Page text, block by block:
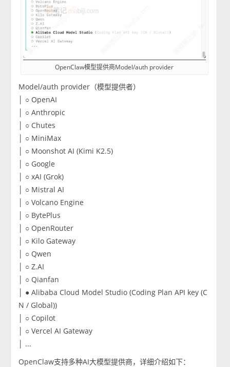
OpenClaw模型提供商Model/auth provider
Model/auth provider（模型提供者）
│ ○ OpenAI
│ ○ Anthropic
│ ○ Chutes
│ ○ MiniMax
│ ○ Moonshot AI (Kimi K2.5)
│ ○ Google
│ ○ xAI (Grok)
│ ○ Mistral AI
│ ○ Volcano Engine
│ ○ BytePlus
│ ○ OpenRouter
│ ○ Kilo Gateway
│ ○ Qwen
│ ○ Z.AI
│ ○ Qianfan
│ ● Alibaba Cloud Model Studio (Coding Plan API key (C
N / Global))
│ ○ Copilot
│ ○ Vercel AI Gateway
│ ...
OpenClaw支持多种AI大模型提供商，详细介绍如下：